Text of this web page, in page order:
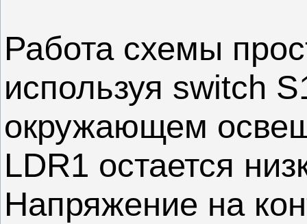
Работа схемы
используя switch
окружающем
LDR1 остается
Напряжение на